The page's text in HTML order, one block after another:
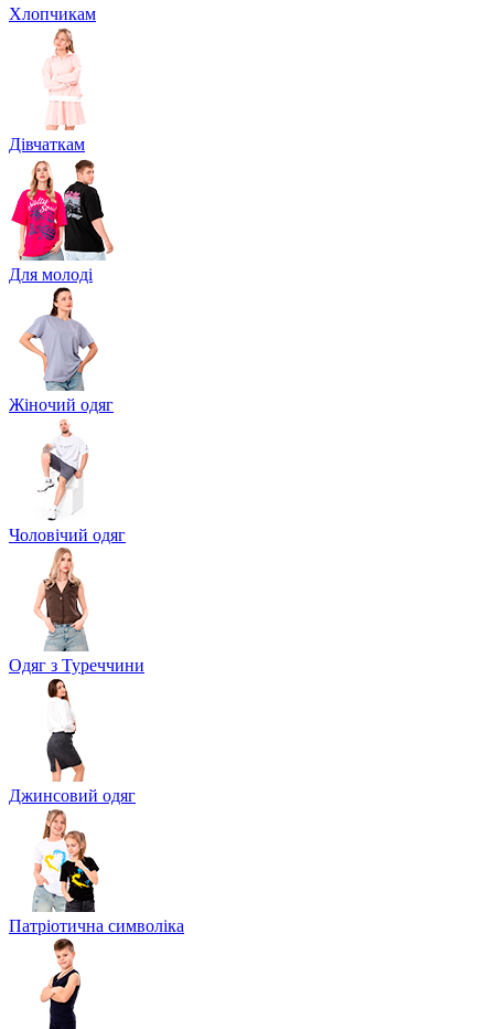
Хлопчикам
Дівчаткам
Для молоді
Жіночий одяг
Чоловічий одяг
Одяг з Туреччини
Джинсовий одяг
Патріотична символіка